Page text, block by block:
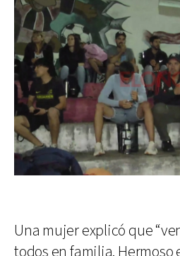
Una mujer explicó que
todos en familia. Hermoso